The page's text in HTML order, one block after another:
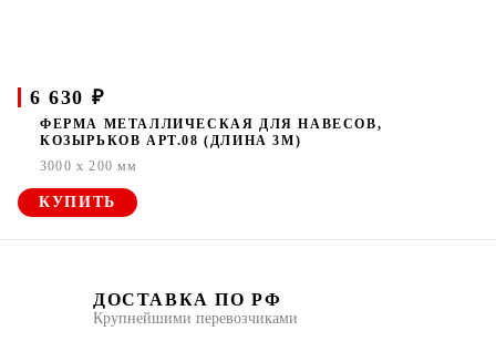
6 630 ₽
ФЕРМА МЕТАЛЛИЧЕСКАЯ ДЛЯ НАВЕСОВ,
КОЗЫРЬКОВ АРТ.08 (ДЛИНА 3М)
3000 x 200 мм
КУПИТЬ
ДОСТАВКА ПО РФ
Крупнейшими перевозчиками